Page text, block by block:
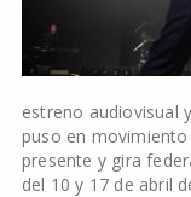
estreno audiovisual
puso en
presente y gira
del 10 y 17 de abril